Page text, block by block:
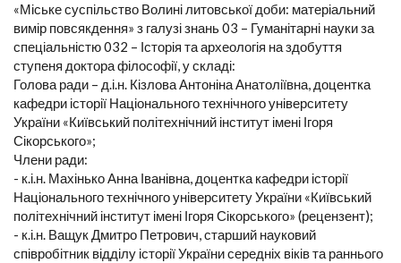
«Міське суспільство Волині литовської доби: матеріальний
вимір повсякдення» з галузі знань 03 – Гуманітарні науки за
спеціальністю 032 – Історія та археологія на здобуття
ступеня доктора філософії, у складі:
Голова ради – д.і.н. Кізлова Антоніна Анатоліївна, доцентка
кафедри історії Національного технічного університету
України «Київський політехнічний інститут імені Ігоря
Сікорського»;
Члени ради:
- к.і.н. Махінько Анна Іванівна, доцентка кафедри історії
Національного технічного університету України «Київський
політехнічний інститут імені Ігоря Сікорського» (рецензент);
- к.і.н. Ващук Дмитро Петрович, старший науковий
співробітник відділу історії України середніх віків та раннього